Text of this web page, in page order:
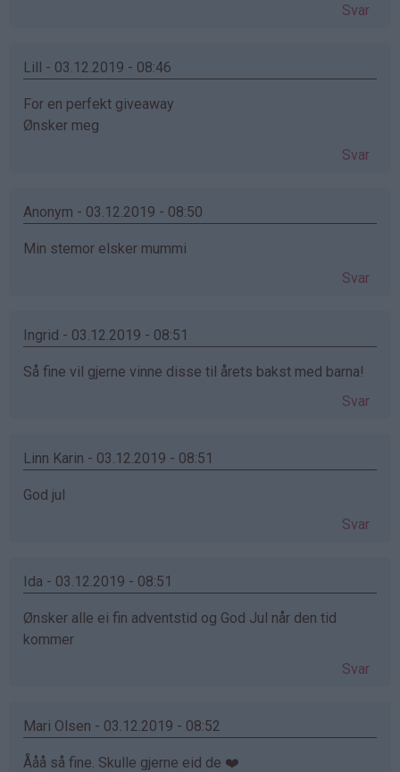
Svar
Lill - 03.12.2019 - 08:46
For en perfekt giveaway
Ønsker meg
Svar
Anonym - 03.12.2019 - 08:50
Min stemor elsker mummi
Svar
Ingrid - 03.12.2019 - 08:51
Så fine vil gjerne vinne disse til årets bakst med barna!
Svar
Linn Karin - 03.12.2019 - 08:51
God jul
Svar
Ida - 03.12.2019 - 08:51
Ønsker alle ei fin adventstid og God Jul når den tid
kommer
Svar
Mari Olsen - 03.12.2019 - 08:52
Ååå så fine. Skulle gjerne eid de ❤️